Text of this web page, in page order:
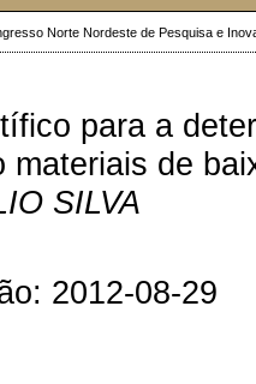
Norte Nordeste de Pesquisa e
para a
materiais de
SILVA
2012-08-29